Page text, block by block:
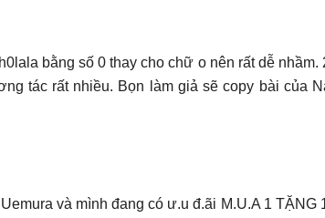
bằng số 0 thay cho chữ o nên rất dễ nhầm.
tác rất nhiều. Bọn làm giả sẽ copy bài của
và mình đang có ư.u đ.ãi M.U.A 1 TẶNG